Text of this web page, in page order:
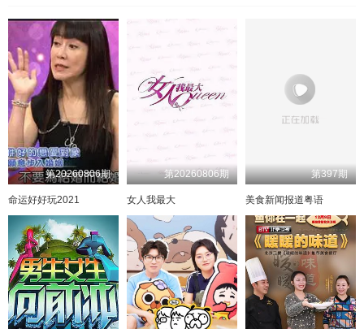
第20260806期
命运好好玩2021
第20260806期
女人我最大
第397期
美食新闻报道粤语